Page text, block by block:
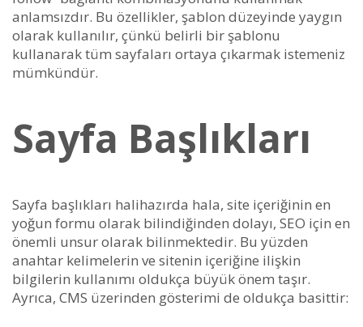
anlamsızdır. Bu özellikler, şablon düzeyinde yaygın
olarak kullanılır, çünkü belirli bir şablonu
kullanarak tüm sayfaları ortaya çıkarmak istemeniz
mümkündür.
Sayfa Başlıkları
Sayfa başlıkları halihazırda hala, site içeriğinin en
yoğun formu olarak bilindiğinden dolayı, SEO için en
önemli unsur olarak bilinmektedir. Bu yüzden
anahtar kelimelerin ve sitenin içeriğine ilişkin
bilgilerin kullanımı oldukça büyük önem taşır.
Ayrıca, CMS üzerinden gösterimi de oldukça basittir: